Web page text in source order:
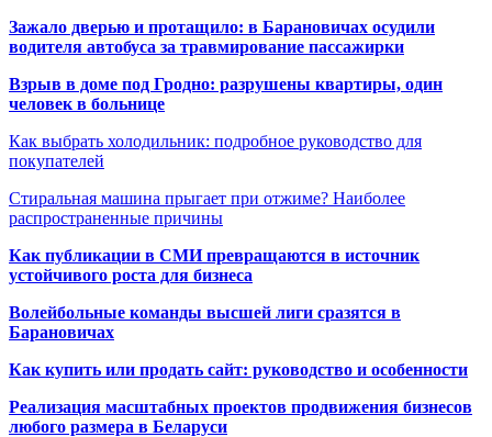
Зажало дверью и протащило: в Барановичах осудили
водителя автобуса за травмирование пассажирки
Взрыв в доме под Гродно: разрушены квартиры, один
человек в больнице
Как выбрать холодильник: подробное руководство для
покупателей
Стиральная машина прыгает при отжиме? Наиболее
распространенные причины
Как публикации в СМИ превращаются в источник
устойчивого роста для бизнеса
Волейбольные команды высшей лиги сразятся в
Барановичах
Как купить или продать сайт: руководство и особенности
Реализация масштабных проектов продвижения бизнесов
любого размера в Беларуси